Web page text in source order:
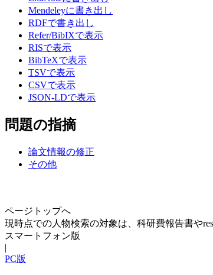
Mendeleyに書き出し
RDFで書き出し
Refer/BibIXで表示
RISで表示
BibTeXで表示
TSVで表示
CSVで表示
JSON-LDで表示
問題の指摘
論文情報の修正
その他
ページトップへ
現時点での人物検索の対象は、科研費報告書や
スマートフォン版
|
PC版